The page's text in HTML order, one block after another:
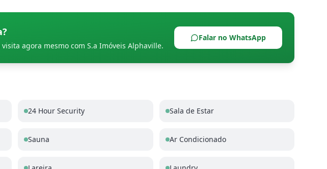
agora mesmo com S.a Imóveis Alphaville.
Falar no WhatsApp
24 Hour Security Sala de Estar
Sauna Ar Condicionado